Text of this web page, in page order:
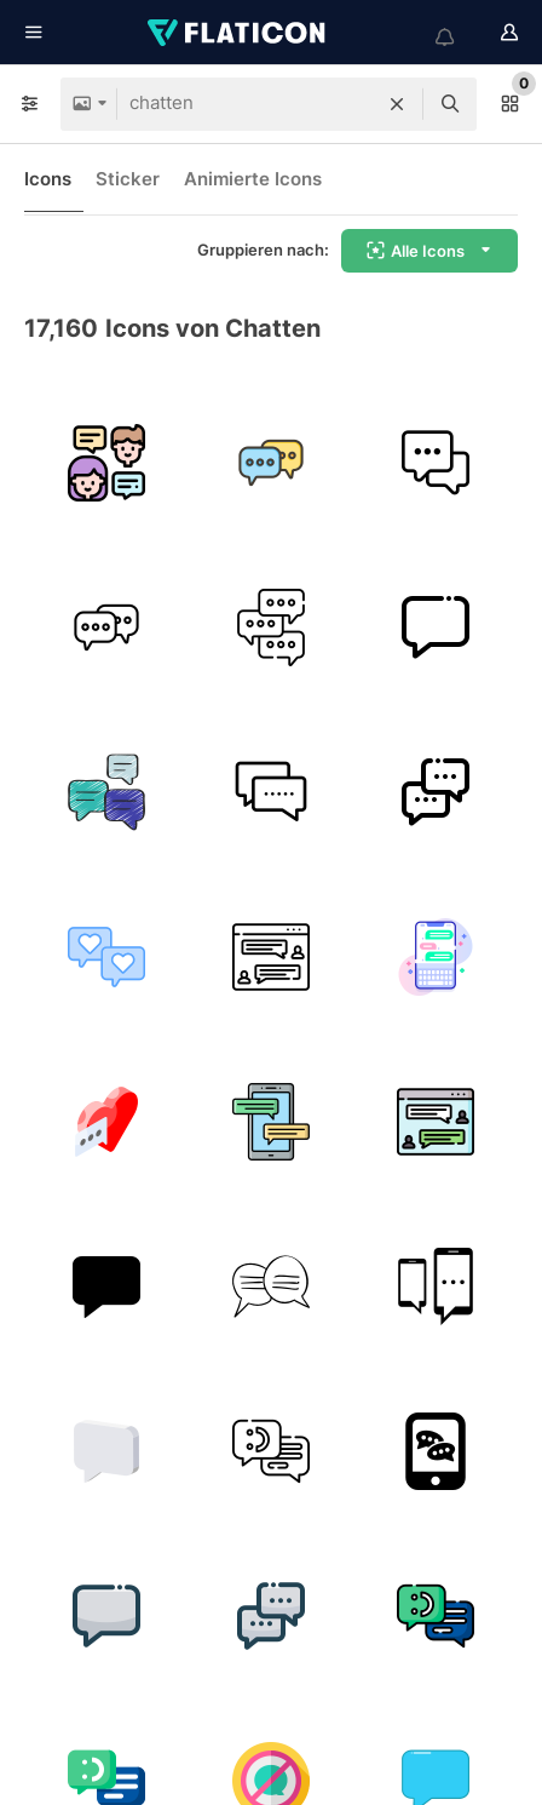
0
Icons Sticker Animierte Icons
Gruppieren nach: Alle Icons
17,160 Icons von Chatten